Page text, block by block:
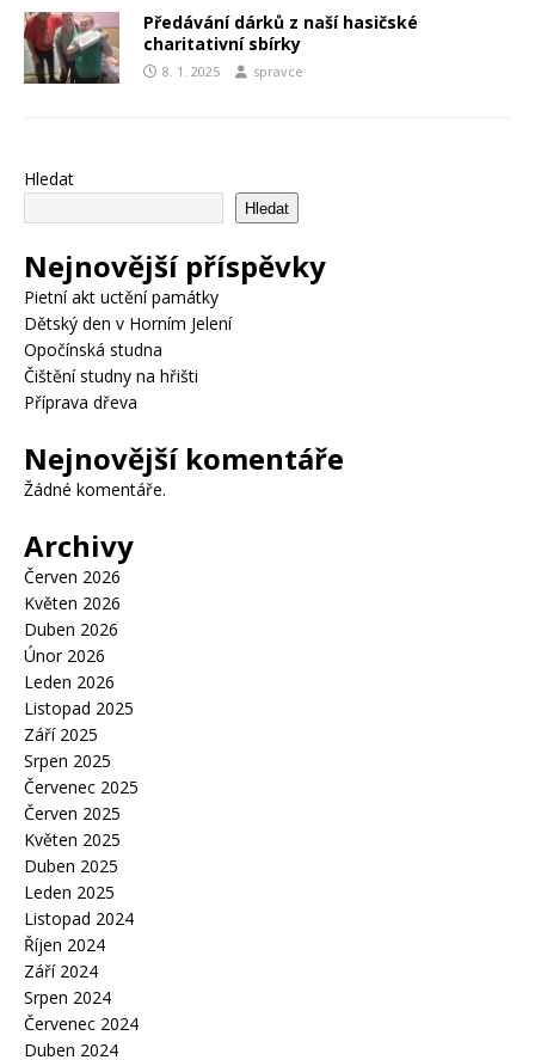
Předávání dárků z naší hasičské
charitativní sbírky
8. 1. 2025 spravce
Hledat
Hledat
Nejnovější příspěvky
Pietní akt uctění památky
Dětský den v Horním Jelení
Opočínská studna
Čištění studny na hřišti
Příprava dřeva
Nejnovější komentáře
Žádné komentáře.
Archivy
Červen 2026
Květen 2026
Duben 2026
Únor 2026
Leden 2026
Listopad 2025
Září 2025
Srpen 2025
Červenec 2025
Červen 2025
Květen 2025
Duben 2025
Leden 2025
Listopad 2024
Říjen 2024
Září 2024
Srpen 2024
Červenec 2024
Duben 2024